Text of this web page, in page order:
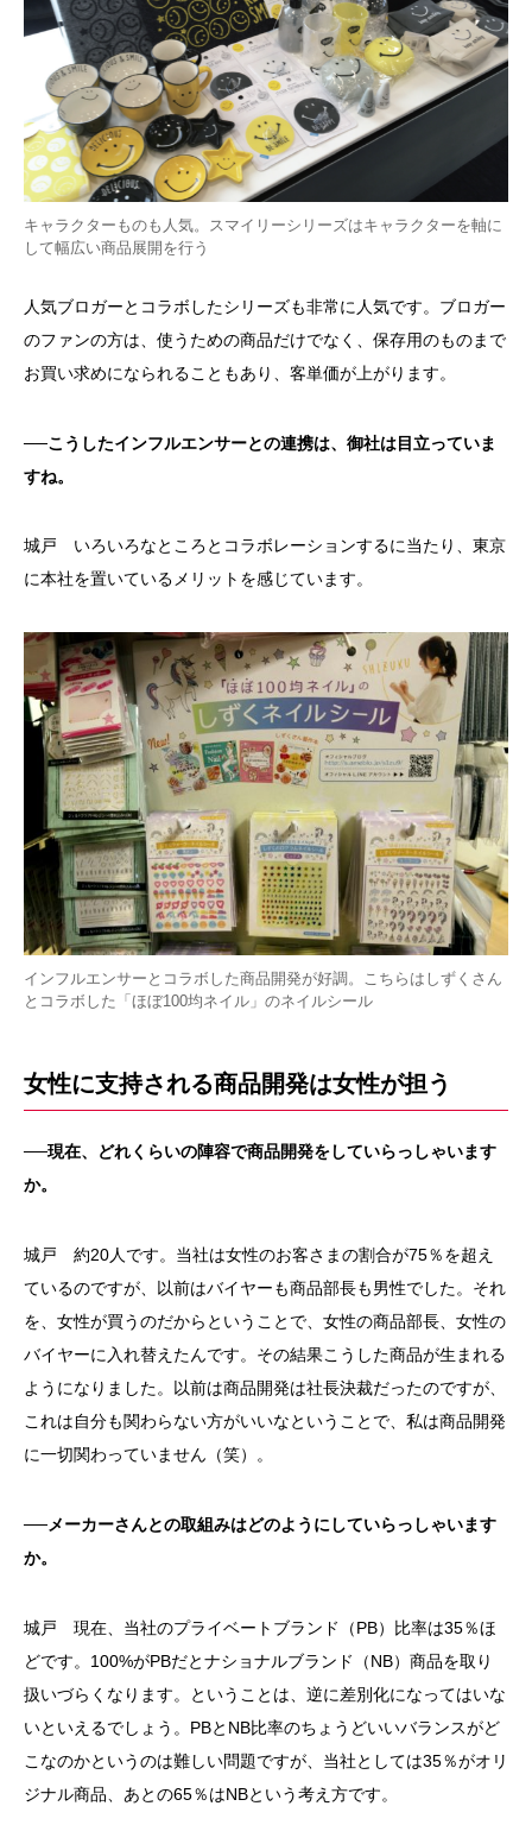
キャラクターものも人気。スマイリーシリーズはキャラクターを軸に
して幅広い商品展開を行う
人気ブロガーとコラボしたシリーズも非常に人気です。ブロガー
のファンの方は、使うための商品だけでなく、保存用のものまで
お買い求めになられることもあり、客単価が上がります。
──こうしたインフルエンサーとの連携は、御社は目立っていま
すね。
城戸 いろいろなところとコラボレーションするに当たり、東京
に本社を置いているメリットを感じています。
インフルエンサーとコラボした商品開発が好調。こちらはしずくさん
とコラボした「ほぼ100均ネイル」のネイルシール
女性に支持される商品開発は女性が担う
──現在、どれくらいの陣容で商品開発をしていらっしゃいます
か。
城戸 約20人です。当社は女性のお客さまの割合が75％を超え
ているのですが、以前はバイヤーも商品部長も男性でした。それ
を、女性が買うのだからということで、女性の商品部長、女性の
バイヤーに入れ替えたんです。その結果こうした商品が生まれる
ようになりました。以前は商品開発は社長決裁だったのですが、
これは自分も関わらない方がいいなということで、私は商品開発
に一切関わっていません（笑）。
──メーカーさんとの取組みはどのようにしていらっしゃいます
か。
城戸 現在、当社のプライベートブランド（PB）比率は35％ほ
どです。100%がPBだとナショナルブランド（NB）商品を取り
扱いづらくなります。ということは、逆に差別化になってはいな
いといえるでしょう。PBとNB比率のちょうどいいバランスがど
こなのかというのは難しい問題ですが、当社としては35％がオリ
ジナル商品、あとの65％はNBという考え方です。